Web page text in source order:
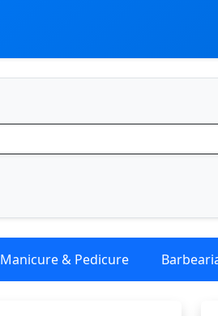
Manicure & Pedicure